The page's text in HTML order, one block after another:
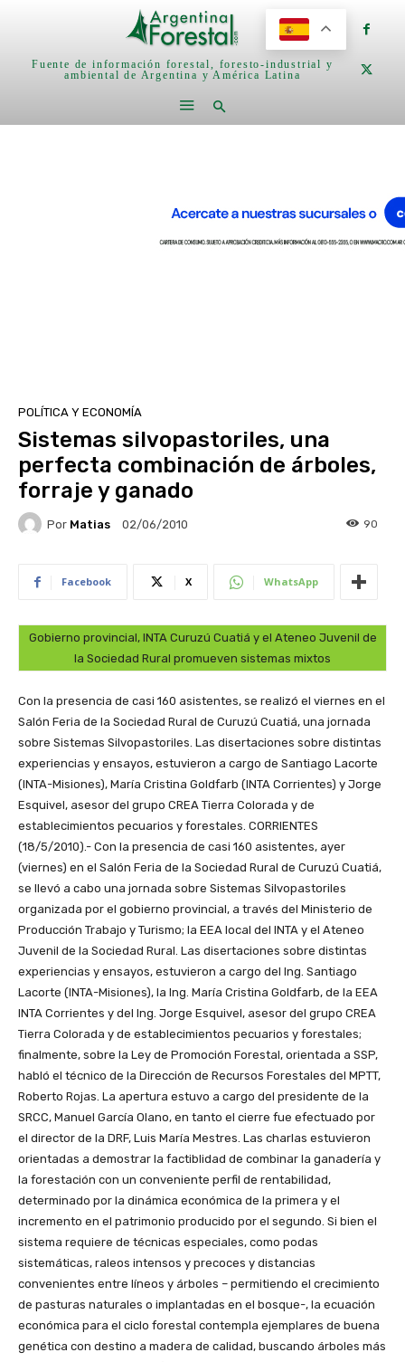
Fuente de información forestal, foresto-industrial y
ambiental de Argentina y América Latina
POLÍTICA Y ECONOMÍA
Sistemas silvopastoriles, una
perfecta combinación de árboles,
forraje y ganado
Por Matias 02/06/2010 90
Facebook X WhatsApp
Gobierno provincial, INTA Curuzú Cuatiá y el Ateneo Juvenil de
la Sociedad Rural promueven sistemas mixtos
Con la presencia de casi 160 asistentes, se realizó el viernes en el
Salón Feria de la Sociedad Rural de Curuzú Cuatiá, una jornada
sobre Sistemas Silvopastoriles. Las disertaciones sobre distintas
experiencias y ensayos, estuvieron a cargo de Santiago Lacorte
(INTA-Misiones), María Cristina Goldfarb (INTA Corrientes) y Jorge
Esquivel, asesor del grupo CREA Tierra Colorada y de
establecimientos pecuarios y forestales. CORRIENTES
(18/5/2010).- Con la presencia de casi 160 asistentes, ayer
(viernes) en el Salón Feria de la Sociedad Rural de Curuzú Cuatiá,
se llevó a cabo una jornada sobre Sistemas Silvopastoriles
organizada por el gobierno provincial, a través del Ministerio de
Producción Trabajo y Turismo; la EEA local del INTA y el Ateneo
Juvenil de la Sociedad Rural. Las disertaciones sobre distintas
experiencias y ensayos, estuvieron a cargo del Ing. Santiago
Lacorte (INTA-Misiones), la Ing. María Cristina Goldfarb, de la EEA
INTA Corrientes y del Ing. Jorge Esquivel, asesor del grupo CREA
Tierra Colorada y de establecimientos pecuarios y forestales;
finalmente, sobre la Ley de Promoción Forestal, orientada a SSP,
habló el técnico de la Dirección de Recursos Forestales del MPTT,
Roberto Rojas. La apertura estuvo a cargo del presidente de la
SRCC, Manuel García Olano, en tanto el cierre fue efectuado por
el director de la DRF, Luis María Mestres. Las charlas estuvieron
orientadas a demostrar la factiblidad de combinar la ganadería y
la forestación con un conveniente perfil de rentabilidad,
determinado por la dinámica económica de la primera y el
incremento en el patrimonio producido por el segundo. Si bien el
sistema requiere de técnicas especiales, como podas
sistemáticas, raleos intensos y precoces y distancias
convenientes entre líneos y árboles – permitiendo el crecimiento
de pasturas naturales o implantadas en el bosque-, la ecuación
económica para el ciclo forestal contempla ejemplares de buena
genética con destino a madera de calidad, buscando árboles más